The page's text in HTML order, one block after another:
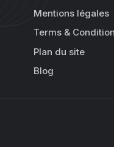
Mentions légales
Terms &
Plan du site
Blog